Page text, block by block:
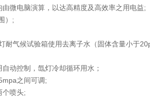
微电脑演算，以达高精度及高效率之用电益;
）;
耐气候试验箱使用去离子水（固体含量小于
动控制，氙灯冷却循环用水；
之间可调;
个喷头;